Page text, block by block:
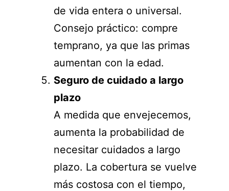
de vida entera o universal.
Consejo práctico: compre
temprano, ya que las primas
aumentan con la edad.
Seguro de cuidado a largo
plazo
A medida que envejecemos,
aumenta la probabilidad de
necesitar cuidados a largo
plazo. La cobertura se vuelve
más costosa con el tiempo,